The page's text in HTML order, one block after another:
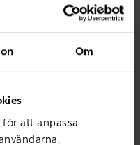
Om
att anpassa
Röd A